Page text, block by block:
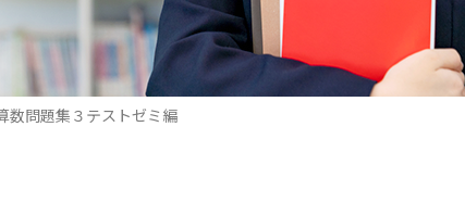
数問題集３テストゼミ編